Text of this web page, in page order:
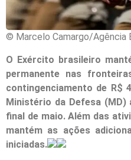
© Marcelo Camargo/Agência
O Exército brasileiro
permanente nas
contingenciamento de R$
Ministério da Defesa (MD)
final de maio. Além das
mantém as ações
iniciadas.